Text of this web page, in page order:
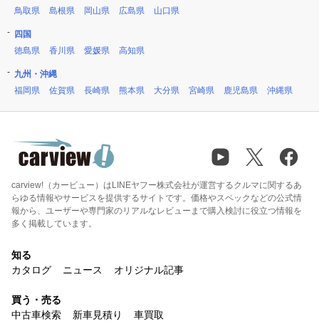
鳥取県
島根県 岡山県 広島県 山口県
四国
徳島県
香川県 愛媛県 高知県
九州・沖縄
福岡県
佐賀県 長崎県 熊本県 大分県 宮崎県 鹿児島県 沖縄県
carview!（カービュー）はLINEヤフー株式会社が運営するクルマに関するあ
らゆる情報やサービスを提供するサイトです。価格やスペックなどの公式情
報から、ユーザーや専門家のリアルなレビューまで購入検討に役立つ情報を
多く掲載しています。
知る
カタログ
ニュース オリジナル記事
買う・売る
中古車検索
新車見積り 車買取